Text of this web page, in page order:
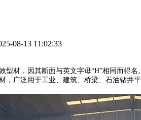
08-13 11:02:33
材，因其断面与英文字母“H”相同而得
广泛用于工业、建筑、桥梁、石油钻井